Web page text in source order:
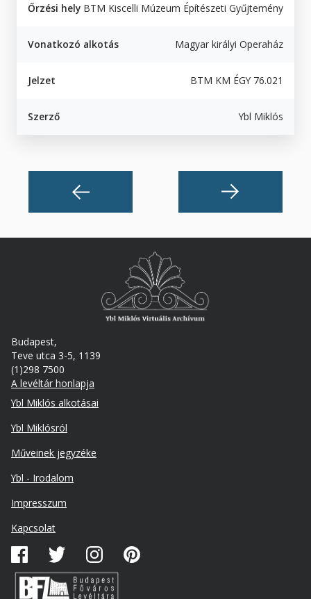
Őrzési hely BTM Kiscelli Múzeum Építészeti Gyűjtemény
Vonatkozó alkotás Magyar királyi Operaház
Jelzet BTM KM ÉGY 76.021
Szerző Ybl Miklós
Budapest,
Teve utca 3-5, 1139
(1)298 7500
A levéltár honlapja
Footer
Ybl Miklós alkotásai
Ybl Miklósról
Műveinek jegyzéke
Ybl - Irodalom
Lábléc
másodlagos
Impresszum
Kapcsolat
Közösségi
média